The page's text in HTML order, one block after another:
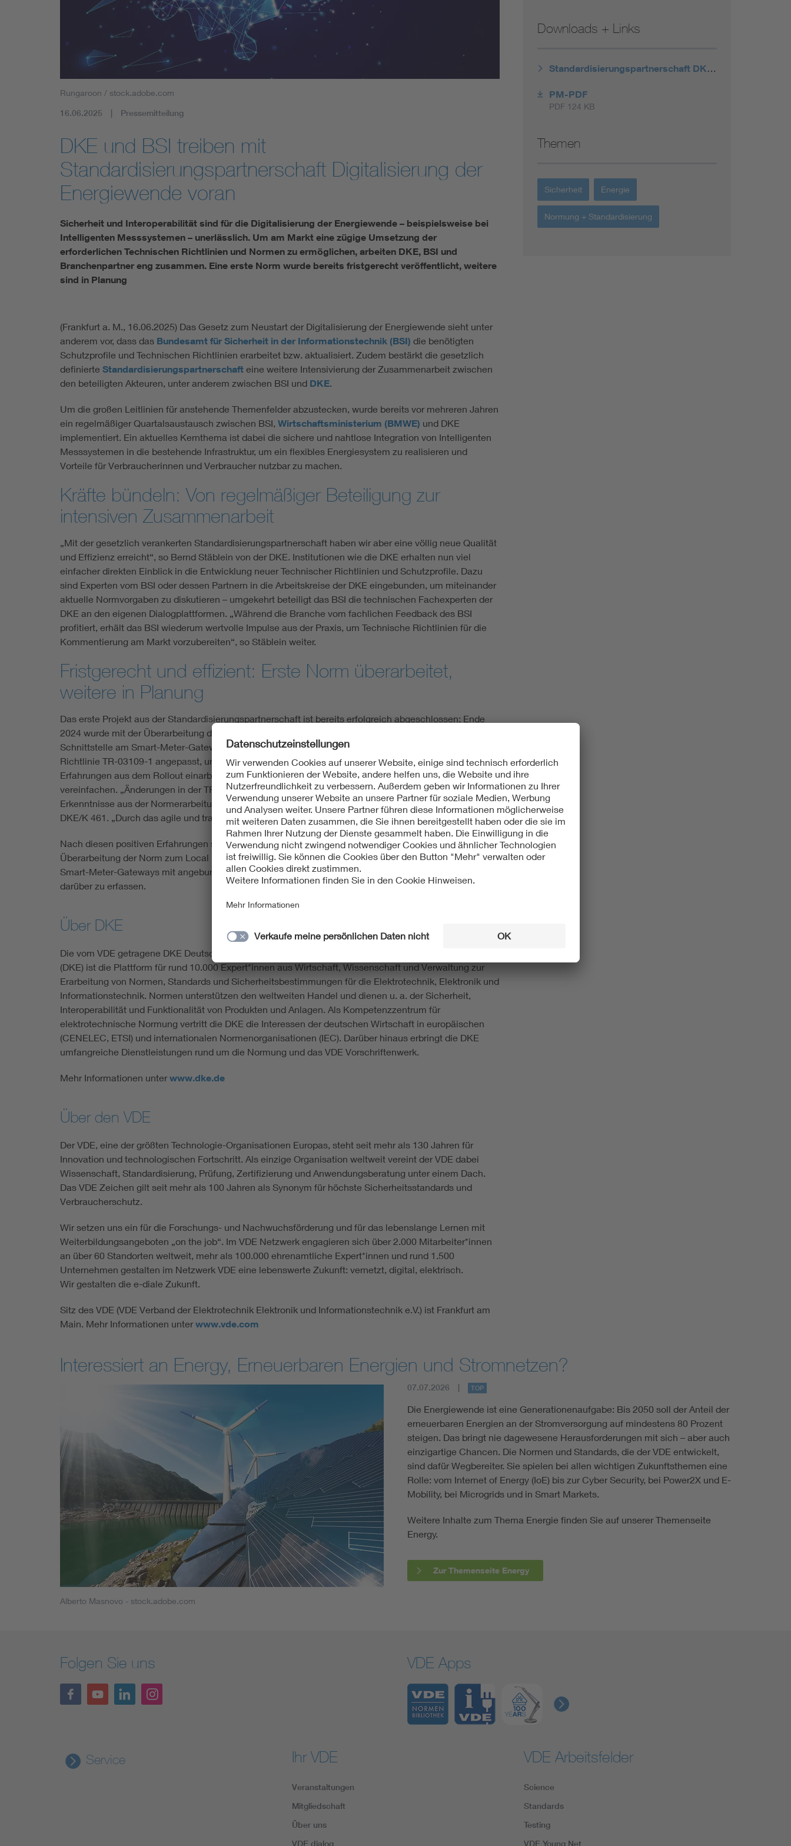
Mobility Energy storage
Functional safety
Rungaroon / stock.adobe.com
16.06.2025 Pressemitteilung
DKE und BSI treiben mit
Standardisierungspartnerschaft Digitalisierung der
Energiewende voran
Sicherheit und Interoperabilität sind für die Digitalisierung der Energiewende – beispielsweise bei
Intelligenten Messsystemen – unerlässlich. Um am Markt eine zügige Umsetzung der
erforderlichen Technischen Richtlinien und Normen zu ermöglichen, arbeiten DKE, BSI und
Branchenpartner eng zusammen. Eine erste Norm wurde bereits fristgerecht veröffentlicht, weitere
sind in Planung
(Frankfurt a. M., 16.06.2025) Das Gesetz zum Neustart der Digitalisierung der Energiewende sieht unter
anderem vor, dass das Bundesamt für Sicherheit in der Informationstechnik (BSI) die benötigten
Schutzprofile und Technischen Richtlinien erarbeitet bzw. aktualisiert. Zudem bestärkt die gesetzlich
definierte Standardisierungspartnerschaft eine weitere Intensivierung der Zusammenarbeit zwischen
den beteiligten Akteuren, unter anderem zwischen BSI und DKE.
Um die großen Leitlinien für anstehende Themenfelder abzustecken, wurde bereits vor mehreren Jahren
ein regelmäßiger Quartalsaustausch zwischen BSI, Wirtschaftsministerium (BMWE) und DKE
implementiert. Ein aktuelles Kernthema ist dabei die sichere und nahtlose Integration von Intelligenten
Messsystemen in die bestehende Infrastruktur, um ein flexibles Energiesystem zu realisieren und
Vorteile für Verbraucherinnen und Verbraucher nutzbar zu machen.
Kräfte bündeln: Von regelmäßiger Beteiligung zur
intensiven Zusammenarbeit
„Mit der gesetzlich verankerten Standardisierungspartnerschaft haben wir aber eine völlig neue Qualität
und Effizienz erreicht“, so Bernd Stäblein von der DKE. Institutionen wie die DKE erhalten nun viel
einfacher direkten Einblick in die Entwicklung neuer Technischer Richtlinien und Schutzprofile. Dazu
sind Experten vom BSI oder dessen Partnern in die Arbeitskreise der DKE eingebunden, um miteinander
aktuelle Normvorgaben zu diskutieren – umgekehrt beteiligt das BSI die technischen Fachexperten der
DKE an den eigenen Dialogplattformen. „Während die Branche vom fachlichen Feedback des BSI
profitiert, erhält das BSI wiederum wertvolle Impulse aus der Praxis, um Technische Richtlinien für die
Kommentierung am Markt vorzubereiten“, so Stäblein weiter.
Fristgerecht und effizient: Erste Norm überarbeitet,
weitere in Planung
Das erste Projekt aus der Standardisierungspartnerschaft ist bereits erfolgreich abgeschlossen: Ende
2024 wurde mit der Überarbeitung der
Schnittstelle am Smart-Meter-Gateway veröffentlicht. Parallel wurde die dazugehörige Technische
Richtlinie TR-03109-1 angepasst, um die Verzahnung mit der Norm zu gewährleisten. Damit ließen sich
Erfahrungen aus dem Rollout einarbeiten und Überflüssiges entfernen, um die Anwendung zu
vereinfachen. „Änderungen in der TR flossen in Echtzeit in die Überarbeitung der Norm ein, und
Erkenntnisse aus der Normerarbeitung wurden in die Richtlinie übernommen“, so Janosch Wagner vom
DKE/K 461. „Durch das agile und transparente Vorgehen konnten wir fristgerecht abliefern.“
Nach diesen positiven Erfahrungen stehen bereits weitere Vorhaben auf dem Plan, zum Beispiel die
Überarbeitung der Norm zum Local Metrological Network (LMN). Es umfasst die Kommunikation des
Smart-Meter-Gateways mit angebundenen Zählern, um auch Wasser-, Gas- oder Wärmeverbrauch
darüber zu erfassen.
Über DKE
Die vom VDE getragene DKE Deutsche Kommission Elektrotechnik Elektronik Informationstechnik
(DKE) ist die Plattform für rund 10.000 Expert*innen aus Wirtschaft, Wissenschaft und Verwaltung zur
Erarbeitung von Normen, Standards und Sicherheitsbestimmungen für die Elektrotechnik, Elektronik und
Informationstechnik. Normen unterstützen den weltweiten Handel und dienen u. a. der Sicherheit,
Interoperabilität und Funktionalität von Produkten und Anlagen. Als Kompetenzzentrum für
elektrotechnische Normung vertritt die DKE die Interessen der deutschen Wirtschaft in europäischen
(CENELEC, ETSI) und internationalen Normenorganisationen (IEC). Darüber hinaus erbringt die DKE
umfangreiche Dienstleistungen rund um die Normung und das VDE Vorschriftenwerk.
Mehr Informationen unterwww.dke.de
Über den VDE
Der VDE, eine der größten Technologie-Organisationen Europas, steht seit mehr als 130 Jahren für
Innovation und technologischen Fortschritt. Als einzige Organisation weltweit vereint der VDE dabei
Wissenschaft, Standardisierung, Prüfung, Zertifizierung und Anwendungsberatung unter einem Dach.
Das VDE Zeichen gilt seit mehr als 100 Jahren als Synonym für höchste Sicherheitsstandards und
Verbraucherschutz.
Wir setzen uns ein für die Forschungs- und Nachwuchsförderung und für das lebenslange Lernen mit
Weiterbildungsangeboten „on the job“. Im VDE Netzwerk engagieren sich über 2.000 Mitarbeiter*innen
an über 60 Standorten weltweit, mehr als 100.000 ehrenamtliche Expert*innen und rund 1.500
Unternehmen gestalten im Netzwerk VDE eine lebenswerte Zukunft: vernetzt, digital, elektrisch.
Wir gestalten die e-diale Zukunft.
Sitz des VDE (VDE Verband der Elektrotechnik Elektronik und Informationstechnik e.V.) ist Frankfurt am
Main. Mehr Informationen unterwww.vde.com
Downloads + Links
Standardisierungspartnerschaft DKE/BSI
PM-PDF
PDF 124 KB
Themen
Sicherheit Energie
Normung + Standardisierung
Interessiert an Energy, Erneuerbaren Energien und Stromnetzen?
Alberto Masnovo - stock.adobe.com
07.07.2026 TOP
Die Energiewende ist eine Generationenaufgabe: Bis 2050 soll der Anteil der
erneuerbaren Energien an der Stromversorgung auf mindestens 80 Prozent
steigen. Das bringt nie dagewesene Herausforderungen mit sich – aber auch
einzigartige Chancen. Die Normen und Standards, die der VDE entwickelt,
sind dafür Wegbereiter. Sie spielen bei allen wichtigen Zukunftsthemen eine
Rolle: vom Internet of Energy (IoE) bis zur Cyber Security, bei Power2X und E-
Mobility, bei Microgrids und in Smart Markets.
Weitere Inhalte zum Thema Energie finden Sie auf unserer Themenseite
Energy.
Zur Themenseite Energy
Folgen Sie uns VDE Apps
Service Ihr VDE
Veranstaltungen
Mitgliedschaft
Über uns
VDE dialog
VDE Arbeitsfelder
Science
Standards
Testing
VDE Young Net